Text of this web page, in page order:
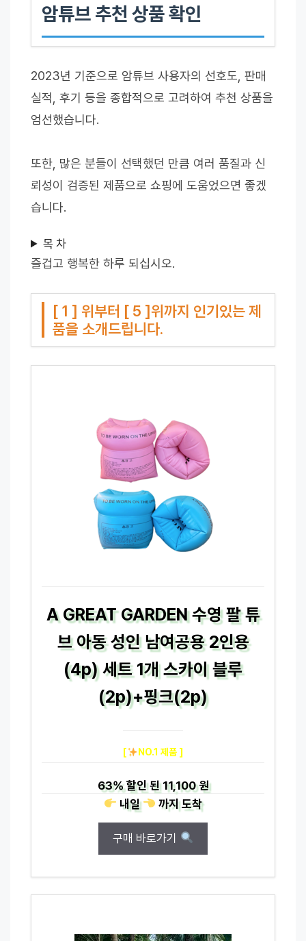
암튜브 추천 상품 확인
2023년 기준으로 암튜브 사용자의 선호도, 판매
실적, 후기 등을 종합적으로 고려하여 추천 상품을
엄선했습니다.
또한, 많은 분들이 선택했던 만큼 여러 품질과 신
뢰성이 검증된 제품으로 쇼핑에 도움었으면 좋겠
습니다.
목 차
즐겁고 행복한 하루 되십시오.
[ 1 ] 위부터 [ 5 ]위까지 인기있는 제
품을 소개드립니다.
A GREAT GARDEN 수영 팔 튜
브 아동 성인 남여공용 2인용
(4p) 세트 1개 스카이 블루
(2p)+핑크(2p)
[ NO.1 제품 ]
63%할인 된11,100 원
내일
까지도착
구매 바로가기